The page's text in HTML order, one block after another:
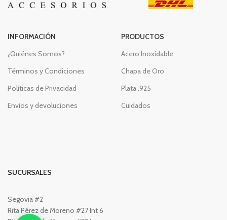
INFORMACIÓN
¿Quiénes Somos?
Términos y Condiciones
Políticas de Privacidad
Envíos y devoluciones
PRODUCTOS
Acero Inoxidable
Chapa de Oro
Plata .925
Cuidados
SUCURSALES
Segovia #2
Rita Pérez de Moreno #27 Int 6